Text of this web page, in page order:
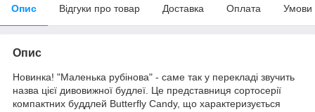
Опис Відгуки про товар Доставка Оплата Умови
Опис
Новинка! "Маленька рубінова" - саме так у перекладі звучить
назва цієї дивовижної будлеї. Це представниця сортосерії
компактних буддлей Butterfly Candy, що характеризується